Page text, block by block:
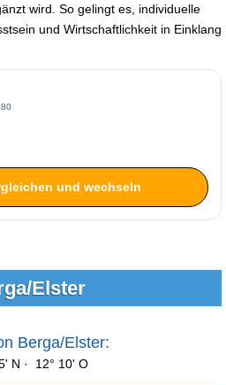
wird. So gelingt es, individuelle
und Wirtschaftlichkeit in Einklang
und wechseln
Elster
Berga/Elster:
N · 12° 10' O